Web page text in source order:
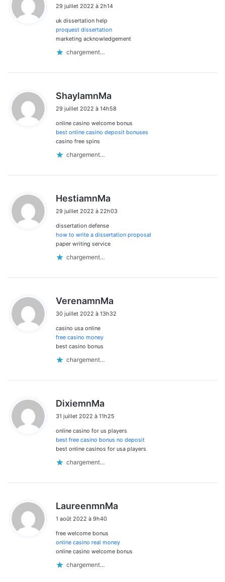
t
:
29 juillet 2022 à 2h14
uk dissertation help
proquest dissertation
marketing acknowledgement
chargement…
ShaylamnMa
t
:
29 juillet 2022 à 14h58
online casino welcome bonus
best online casino deposit bonuses
casino free spins
chargement…
HestiamnMa
t
:
29 juillet 2022 à 22h03
dissertation defense
how to write a dissertation proposal
paper writing service
chargement…
VerenamnMa
t
30 juillet 2022 à 13h32
casino usa online
free casino money
best casino bonus
chargement…
DixiemnMa
t
:
31 juillet 2022 à 11h25
online casino for us players
best free casino bonus no deposit
best online casinos for usa players
chargement…
LaureenmnMa
:
1 août 2022 à 9h40
free welcome bonus
online casino real money
online casino welcome bonus
chargement…